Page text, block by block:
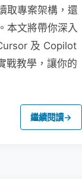
取專案架構，還
本文將帶你深入
及 Copilot
戰教學，讓你的
繼續閱讀→